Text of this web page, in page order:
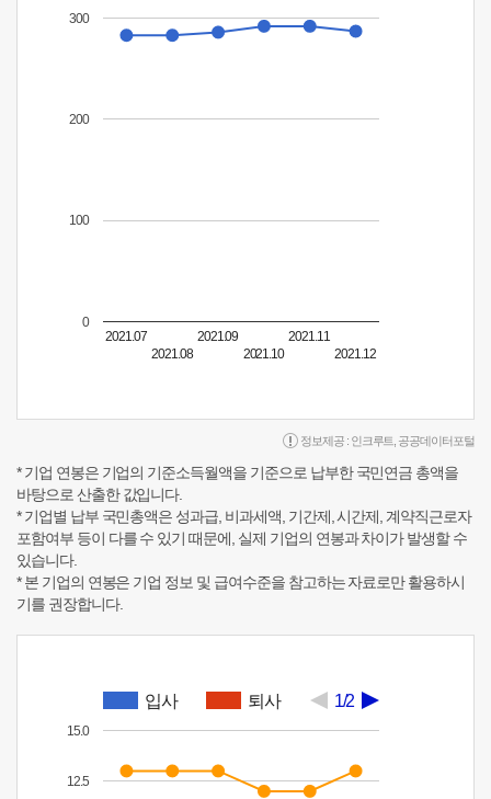
2021.07
2021.08
2021.09
2021.10
2021.11
2021.12
0
100
200
300
정보제공 : 인크루트 공공데이터포털
* 기업 연봉은 기업의 기준소득월액을 기준으로 납부한 국민연금 총액을
바탕으로 산출한 값입니다.
* 기업별 납부 국민총액은 성과급, 비과세액, 기간제, 시간제, 계약직근로자
포함여부 등이 다를 수 있기 때문에, 실제 기업의 연봉과 차이가 발생할 수
있습니다.
* 본 기업의 연봉은 기업 정보 및 급여수준을 참고하는 자료로만 활용하시
기를 권장합니다.
입사 퇴사 1/2
12.5
15.0